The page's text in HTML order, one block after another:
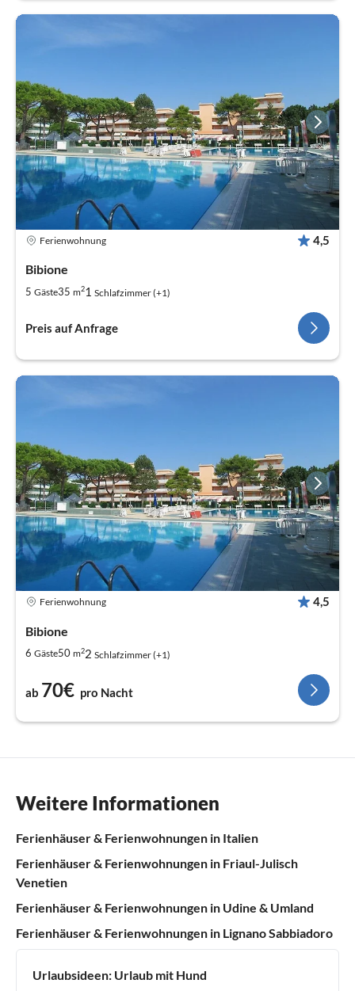
Ferienwohnung 4,5
Bibione
5 Gäste35 m21 Schlafzimmer (+1)
Preis auf Anfrage
Ferienwohnung 4,5
Bibione
6 Gäste50 m22 Schlafzimmer (+1)
ab 70€ pro Nacht
Weitere Informationen
Ferienhäuser & Ferienwohnungen in Italien
Ferienhäuser & Ferienwohnungen in Friaul-Julisch
Venetien
Ferienhäuser & Ferienwohnungen in Udine & Umland
Ferienhäuser & Ferienwohnungen in Lignano Sabbiadoro
Urlaubsideen: Urlaub mit Hund